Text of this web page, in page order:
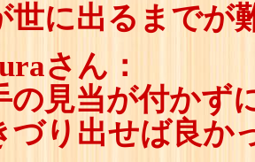
世に出るまでが
さん：
の見当が付かず
づり出せば良か